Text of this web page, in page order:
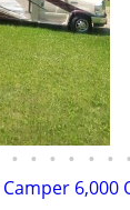
• • • • • • •
6,000